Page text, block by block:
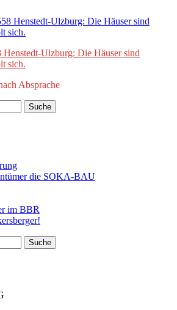
Henstedt-Ulzburg: Die Häuser sind
sich.
Absprache
die SOKA-BAU
im BBR